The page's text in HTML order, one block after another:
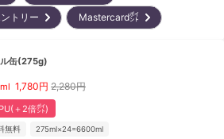
ントリー
Mastercard㌽
缶(275g)
1,780円 2,280円
＋2倍㌽)
無料 275ml×24=6600ml